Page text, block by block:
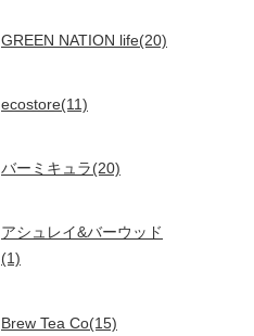
GREEN NATION life(20)
ecostore(11)
バーミキュラ(20)
アシュレイ&バーウッド
(1)
Brew Tea Co(15)